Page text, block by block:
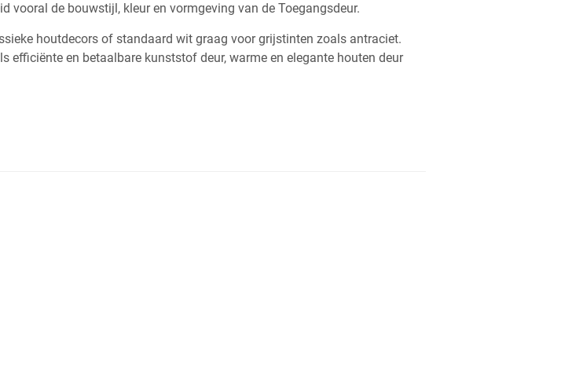
de bouwstijl, kleur en vormgeving van de Toegangsdeur.
houtdecors of standaard wit graag voor grijstinten zoals antraciet.
efficiënte en betaalbare kunststof deur, warme en elegante houten deur